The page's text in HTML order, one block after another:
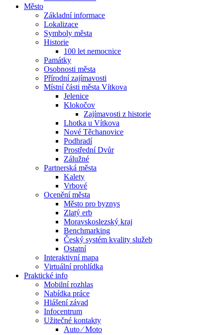
Město
Základní informace
Lokalizace
Symboly města
Historie
100 let nemocnice
Památky
Osobnosti města
Přírodní zajímavosti
Místní části města Vítkova
Jelenice
Klokočov
Zajímavosti z historie
Lhotka u Vítkova
Nové Těchanovice
Podhradí
Prostřední Dvůr
Zálužné
Partnerská města
Kalety
Vrbové
Ocenění města
Město pro byznys
Zlatý erb
Moravskoslezský kraj
Benchmarking
Český systém kvality služeb
Ostatní
Interaktivní mapa
Virtuální prohlídka
Praktické info
Mobilní rozhlas
Nabídka práce
Hlášení závad
Infocentrum
Užitečné kontakty
Auto ⁄ Moto